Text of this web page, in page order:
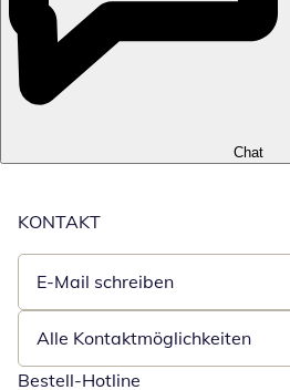
Chat
KONTAKT
E-Mail schreiben
Öffnet E-Mail-Client
Alle Kontaktmöglichkeiten
Bestell-Hotline